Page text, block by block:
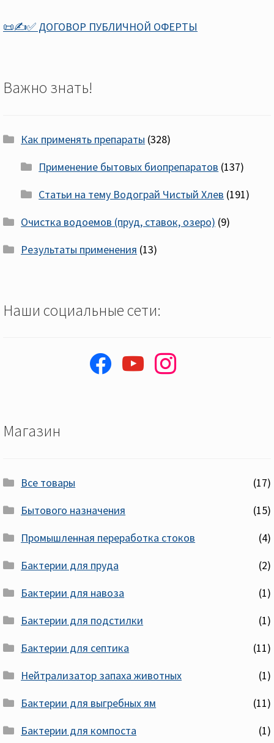
📜✍️✅ ДОГОВОР ПУБЛИЧНОЙ ОФЕРТЫ
Важно знать!
Как применять препараты (328)
Применение бытовых биопрепаратов (137)
Статьи на тему Водограй Чистый Хлев (191)
Очистка водоемов (пруд, ставок, озеро) (9)
Результаты применения (13)
Наши социальные сети:
facebookyoutubeinstagram
Магазин
Все товары
(17)
Бытового назначения
(15)
Промышленная переработка стоков
(4)
Бактерии для пруда
(2)
Бактерии для навоза
(1)
Бактерии для подстилки
(1)
Бактерии для септика
(11)
Нейтрализатор запаха животных
(1)
Бактерии для выгребных ям
(11)
Бактерии для компоста
(1)